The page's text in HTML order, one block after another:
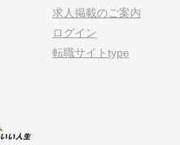
求人掲載のご案内
ログイン
転職サイトtype